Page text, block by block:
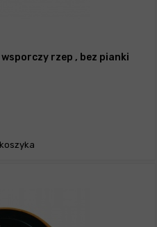
wsporczy rzep , bez pianki